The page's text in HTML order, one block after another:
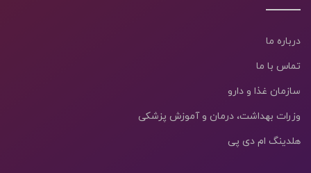
درباره ما
تماس با ما
سازمان غذا و دارو
وزرات بهداشت، درمان و آموزش پزشکی
هلدینگ ام دی پی